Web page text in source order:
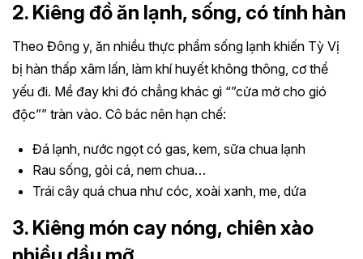
2. Kiêng đồ ăn lạnh, sống, có tính hàn
Theo Đông y, ăn nhiều thực phẩm sống lạnh khiến Tỳ Vị
bị hàn thấp xâm lấn, làm khí huyết không thông, cơ thể
yếu đi. Mề đay khi đó chẳng khác gì “”cửa mở cho gió
độc”” tràn vào. Cô bác nên hạn chế:
Đá lạnh, nước ngọt có gas, kem, sữa chua lạnh
Rau sống, gỏi cá, nem chua…
Trái cây quá chua như cóc, xoài xanh, me, dứa
3. Kiêng món cay nóng, chiên xào